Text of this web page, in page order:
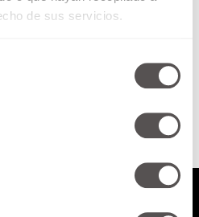
de sus servicios.